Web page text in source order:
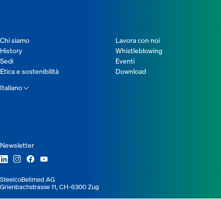
Chi siamo
History
Sedi
Etica e sostenibilità
Lavora con noi
Whistleblowing
Eventi
Download
Newsletter
Italiano
SteelcoBelimed AG
Grienbachstrasse 11, CH-6300 Zug